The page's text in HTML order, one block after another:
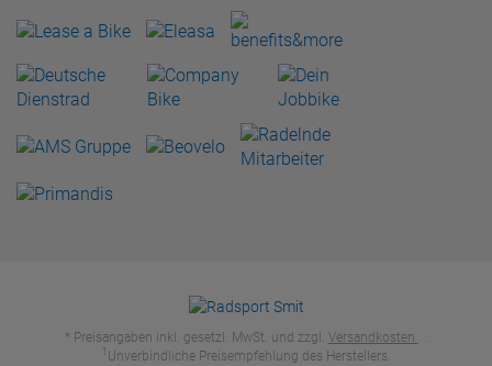
* Preisangaben inkl. gesetzl. MwSt. und zzgl. Versandkosten .
1 Unverbindliche Preisempfehlung des Herstellers.